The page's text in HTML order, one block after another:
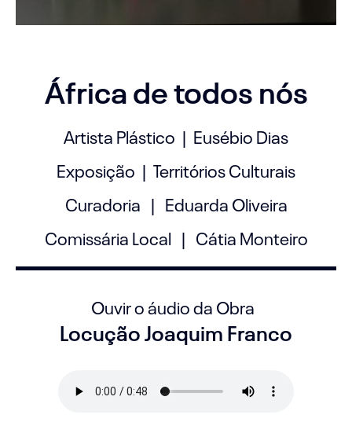
África de todos nós
Artista Plástico | Eusébio Dias
Exposição | Territórios Culturais
Curadoria | Eduarda Oliveira
Comissária Local | Cátia Monteiro
Ouvir o áudio da Obra
Locução Joaquim Franco